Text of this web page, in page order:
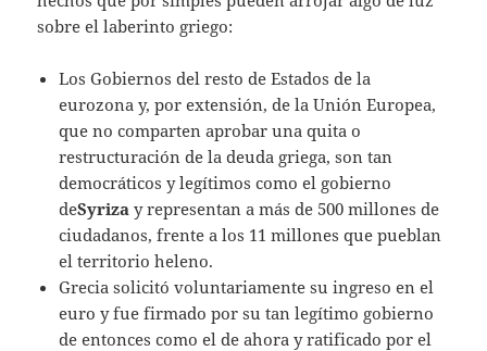
sobre el laberinto griego:
Los Gobiernos del resto de Estados de la
eurozona y, por extensión, de la Unión Europea,
que no comparten aprobar una quita o
restructuración de la deuda griega, son tan
democráticos y legítimos como el gobierno
deSyriza y representan a más de 500 millones de
ciudadanos, frente a los 11 millones que pueblan
el territorio heleno.
Grecia solicitó voluntariamente su ingreso en el
euro y fue firmado por su tan legítimo gobierno
de entonces como el de ahora y ratificado por el